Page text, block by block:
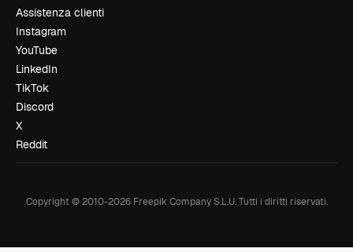
Assistenza clienti
Instagram
YouTube
LinkedIn
TikTok
Discord
X
Reddit
Copyright © 2010-2026Freepik Company S.L.U. Tutti i diritti riservati.